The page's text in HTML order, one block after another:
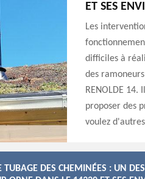
ET SES
Les
difficiles à
des
RENOLDE
proposer des
voulez
TUBAGE DES CHEMINÉES : UN